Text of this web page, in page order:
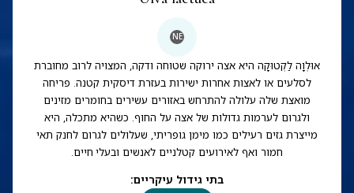
NE
אוּלְוָה לַקְטוּקָה היא אצה ירוקה שטוחה ודקה, המצויה לרוב מחוברת
לסלעים או לאצות אחרות ישירות בעזרת דיסקית קטנה. פריחה
מואצת שלה עלולה להתרחש באזורים עשירים בחומרים מזינים
ולגרום לערמות גדולות של אצה על החוף. כשהיא מתכלה, היא
מייצרת גזים רעילים כמו מימן גופריתי, שעלולים לגרום לחנק תאי
חמור ואף לאירועים קטלניים לאנשים ובעלי חיים.
בתי גידול עיקריים: